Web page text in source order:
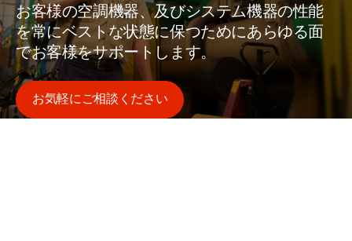
お客様の空調機器、及びシステム機器の性能
を常にベストな状態に保つためにあらゆる面
でお客様をサポートします。
お気軽にご相談ください